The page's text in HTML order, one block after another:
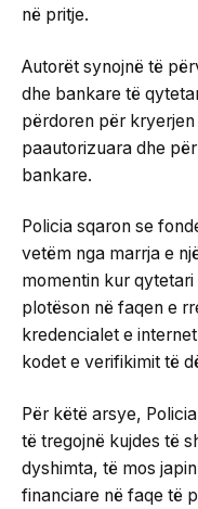
në pritje.
Autorët synojnë të
dhe bankare të
përdoren për
paautorizuara dhe
bankare.
Policia sqaron se
vetëm nga marrja e
momentin kur
plotëson në faqen e
kredencialet e
kodet e verifikimit të
Për këtë arsye,
të tregojnë kujdes të
dyshimta, të mos
financiare në faqe të